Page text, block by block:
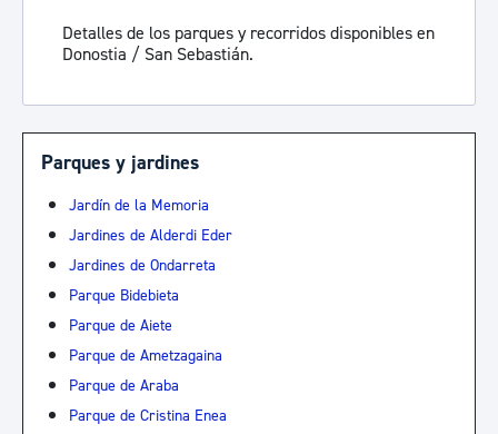
Detalles de los parques y recorridos disponibles en
Donostia / San Sebastián.
Parques y jardines
Jardín de la Memoria
Jardines de Alderdi Eder
Jardines de Ondarreta
Parque Bidebieta
Parque de Aiete
Parque de Ametzagaina
Parque de Araba
Parque de Cristina Enea